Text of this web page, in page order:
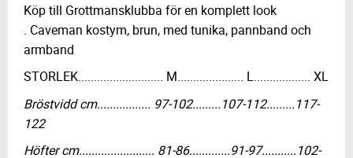
Köp till Grottmansklubba för en komplett look
. Caveman kostym, brun, med tunika, pannband och
armband
STORLEK........................... M..................... L.................. XL
Bröstvidd cm................. 97-102.........107-112.........117-
122
Höfter cm........................ 81-86.............91-97...........102-